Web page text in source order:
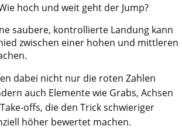
hoch und weit geht der Jump?
saubere, kontrollierte Landung kann
zwischen einer hohen und mittleren
dabei nicht nur die roten Zahlen
auch Elemente wie Grabs, Achsen
offs, die den Trick schwieriger
höher bewertet machen.